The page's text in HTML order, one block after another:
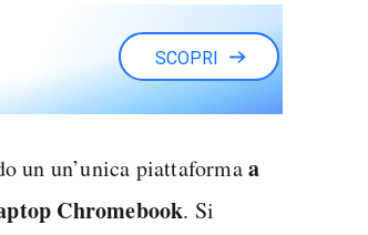
SCOPRI
un un’unica piattaformaa
Chromebook. Si